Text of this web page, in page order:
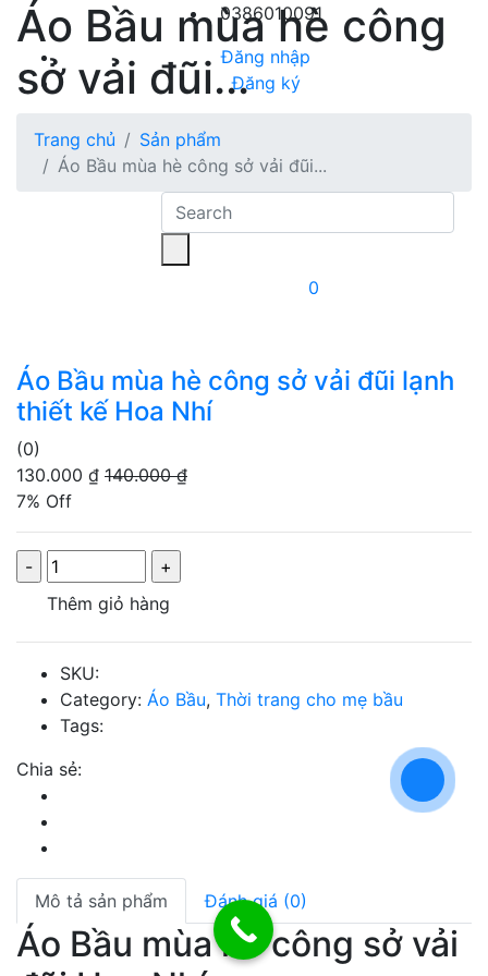
0386010091
Đăng nhập
Đăng ký
0
Áo Bầu mùa hè công
sở vải đũi...
Trang chủ
Sản phẩm
Áo Bầu mùa hè công sở vải đũi...
Áo Bầu mùa hè công sở vải đũi lạnh
thiết kế Hoa Nhí
(0)
130.000 ₫ 140.000 ₫
7% Off
Thêm giỏ hàng
SKU:
Category: Áo Bầu, Thời trang cho mẹ bầu
Tags:
Chia sẻ:
Mô tả sản phẩm Đánh giá (0)
Áo Bầu mùa hè công sở vải